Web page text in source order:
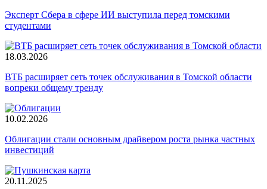
Эксперт Сбера в сфере ИИ выступила перед томскими
студентами
18.03.2026
ВТБ расширяет сеть точек обслуживания в Томской области
вопреки общему тренду
10.02.2026
Облигации стали основным драйвером роста рынка частных
инвестиций
20.11.2025